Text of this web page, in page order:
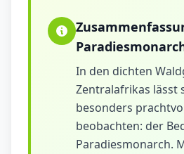
In den dichten
Zentralafrikas lässt
besonders
beobachten: der
Paradiesmonarch.